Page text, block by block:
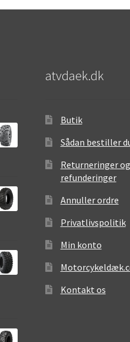
atvdaek.dk
Butik
Sådan bestiller
Returneringer og
refunderinger
Annuller ordre
Privatlivspolitik
Min konto
Kontakt os